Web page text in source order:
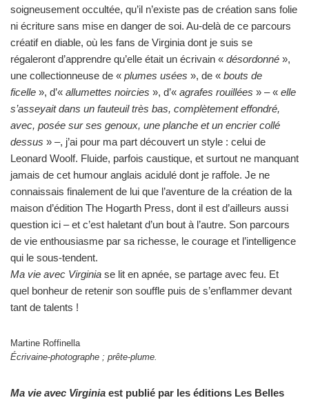
soigneusement occultée, qu’il n’existe pas de création sans folie
ni écriture sans mise en danger de soi. Au-delà de ce parcours
créatif en diable, où les fans de Virginia dont je suis se
régaleront d’apprendre qu’elle était un écrivain « désordonné »,
une collectionneuse de « plumes usées », de « bouts de
ficelle », d’« allumettes noircies », d’« agrafes rouillées » – « elle
s’asseyait dans un fauteuil très bas, complètement effondré,
avec, posée sur ses genoux, une planche et un encrier collé
dessus » –, j’ai pour ma part découvert un style : celui de
Leonard Woolf. Fluide, parfois caustique, et surtout ne manquant
jamais de cet humour anglais acidulé dont je raffole. Je ne
connaissais finalement de lui que l’aventure de la création de la
maison d’édition The Hogarth Press, dont il est d’ailleurs aussi
question ici – et c’est haletant d’un bout à l’autre. Son parcours
de vie enthousiasme par sa richesse, le courage et l’intelligence
qui le sous-tendent.
Ma vie avec Virginia se lit en apnée, se partage avec feu. Et
quel bonheur de retenir son souffle puis de s’enflammer devant
tant de talents !
Martine Roffinella
Écrivaine-photographe ; prête-plume.
Ma vie avec Virginia est publié par les éditions Les Belles